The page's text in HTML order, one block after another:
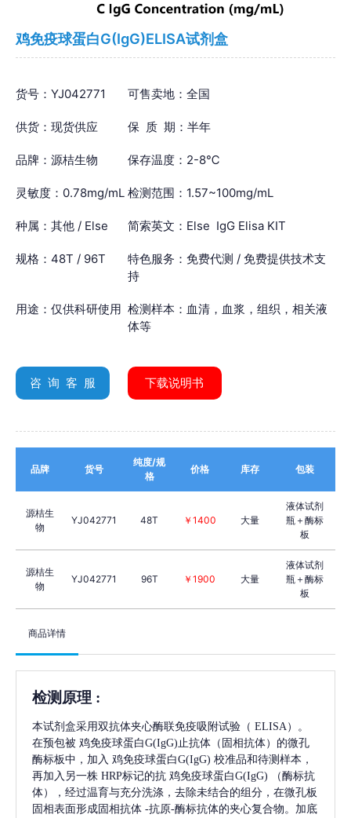
鸡免疫球蛋白G(IgG)ELISA试剂盒
货号：YJ042771 可售卖地：全国
供货：现货供应 保 质 期：半年
品牌：源桔生物 保存温度：2-8℃
灵敏度：0.78mg/mL 检测范围：1.57~100mg/mL
种属：其他 / Else 简索英文：Else IgG Elisa KIT
规格：48T / 96T
特色服务：免费代测 / 免费提供技术支
持
用途：仅供科研使用 检测样本：血清，血浆，组织，相关液
体等
咨 询 客 服 下载说明书
品牌 货号
纯度/规
格
价格 库存 包装
源桔生
物
YJ042771 48T ￥1400 大量
液体试剂
瓶＋酶标
板
源桔生
物
YJ042771 96T ￥1900 大量
液体试剂
瓶＋酶标
板
商品详情
检测原理 :
本试剂盒采用双抗体夹心酶联免疫吸附试验（ ELISA）。
在预包被 鸡免疫球蛋白G(IgG) 止抗体（固相抗体）的微孔
酶标板中，加入 鸡免疫球蛋白G(IgG) 校准品和待测样本，
再加入另一株 HRP标记的抗 鸡免疫球蛋白G(IgG)
（酶标抗
体），经过温育与充分洗涤，去除未结合的组分，在微孔板
固相表面形成固相抗体 -抗原-酶标抗体的夹心复合物。加底